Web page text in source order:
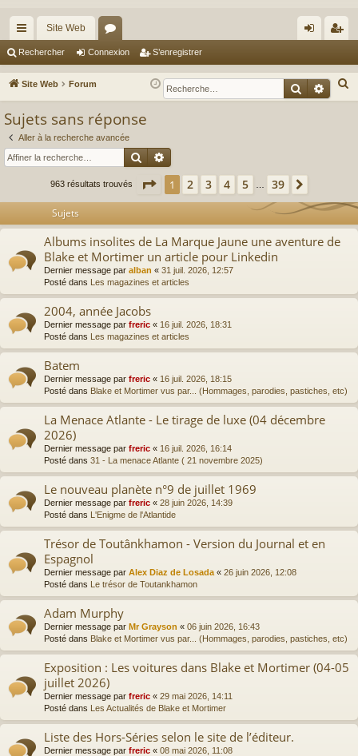
cc
ès
ra
pi
de
Site Web
or
u
m
s
ne
xi
nr
eg
Rechercher Connexion S’enregistrer
Site Web Forum
e
h
e
Sujets sans réponse
Aller à la recherche avancée
Rechercher
963 résultats trouvés Page 1 sur 39
1 2 3 4 5 39
Sujets
Albums insolites de La Marque Jaune une aventure de
Blake et Mortimer un article pour Linkedin
Dernier message par alban « 31 juil. 2026, 12:57
Posté dans Les magazines et articles
2004, année Jacobs
Dernier message par freric « 16 juil. 2026, 18:31
Posté dans Les magazines et articles
Batem
Dernier message par freric « 16 juil. 2026, 18:15
Posté dans Blake et Mortimer vus par... (Hommages, parodies, pastiches, etc)
La Menace Atlante - Le tirage de luxe (04 décembre
2026)
Dernier message par freric « 16 juil. 2026, 16:14
Posté dans 31 - La menace Atlante ( 21 novembre 2025)
Le nouveau planète n°9 de juillet 1969
Dernier message par freric « 28 juin 2026, 14:39
Posté dans L'Enigme de l'Atlantide
Trésor de Toutânkhamon - Version du Journal et en
Espagnol
Dernier message par Alex Diaz de Losada « 26 juin 2026, 12:08
Posté dans Le trésor de Toutankhamon
Adam Murphy
Dernier message par Mr Grayson « 06 juin 2026, 16:43
Posté dans Blake et Mortimer vus par... (Hommages, parodies, pastiches, etc)
Exposition : Les voitures dans Blake et Mortimer (04-05
juillet 2026)
Dernier message par freric « 29 mai 2026, 14:11
Posté dans Les Actualités de Blake et Mortimer
Liste des Hors-Séries selon le site de l’éditeur.
Dernier message par freric « 08 mai 2026, 11:08